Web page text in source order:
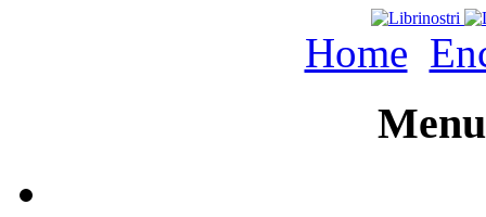
Home